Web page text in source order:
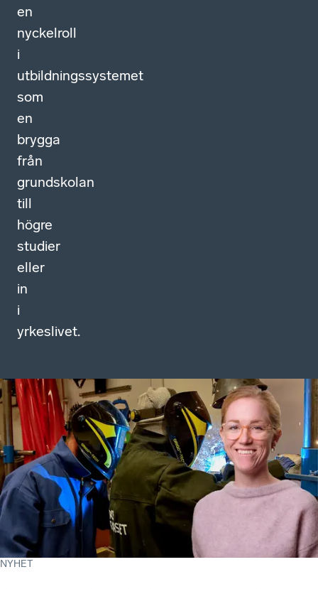
en
nyckelroll
i
utbildningssystemet
som
en
brygga
från
grundskolan
till
högre
studier
eller
in
i
yrkeslivet.
NYHET